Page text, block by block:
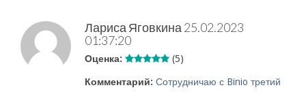
Лариса Яговкина 25.02.2023
01:37:20
Оценка: (5)
Комментарий: Сотрудничаю с Binio третий